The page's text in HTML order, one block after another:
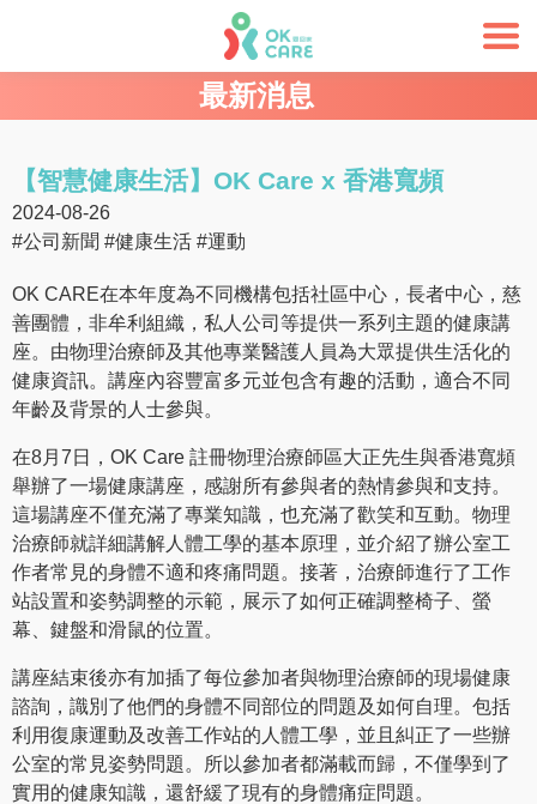
最新消息
【智慧健康生活】OK Care x 香港寬頻
2024-08-26
#公司新聞 #健康生活 #運動
OK CARE在本年度為不同機構包括社區中心，長者中心，慈
善團體，非牟利組織，私人公司等提供一系列主題的健康講
座。由物理治療師及其他專業醫護人員為大眾提供生活化的
健康資訊。講座內容豐富多元並包含有趣的活動，適合不同
年齡及背景的人士參與。
在8月7日，OK Care 註冊物理治療師區大正先生與香港寬頻
舉辦了一場健康講座，感謝所有參與者的熱情參與和支持。
這場講座不僅充滿了專業知識，也充滿了歡笑和互動。物理
治療師就詳細講解人體工學的基本原理，並介紹了辦公室工
作者常見的身體不適和疼痛問題。接著，治療師進行了工作
站設置和姿勢調整的示範，展示了如何正確調整椅子、螢
幕、鍵盤和滑鼠的位置。
講座結束後亦有加插了每位參加者與物理治療師的現場健康
諮詢，識別了他們的身體不同部位的問題及如何自理。包括
利用復康運動及改善工作站的人體工學，並且糾正了一些辦
公室的常見姿勢問題。所以參加者都滿載而歸，不僅學到了
實用的健康知識，還舒緩了現有的身體痛症問題。